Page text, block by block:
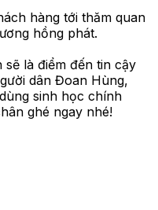
hàng tới thăm quan
hồng phát.
sẽ là điểm đến tin cậy
dân Đoan Hùng,
sinh học chính
ghé ngay nhé!